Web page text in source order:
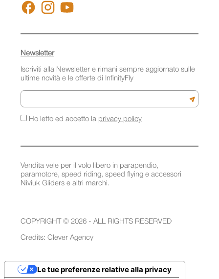
FACEBOOKINSTAGRAM
Vendita vele per il volo libero in parapendio,
paramotore, speed riding, speed flying e accessori
Niviuk Gliders e altri marchi.
Newsletter
Iscriviti alla Newsletter e rimani sempre aggiornato sulle
ultime novità e le offerte di InfinityFly
Email
Iscriviti
Ho letto ed accetto la privacy policy
COPYRIGHT © 2026 - ALL RIGHTS RESERVED
Credits: Clever Agency
Le tue preferenze relative alla privacy